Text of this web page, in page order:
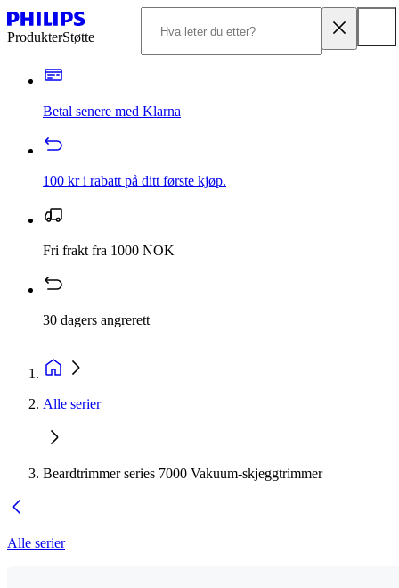
ProdukterStøtte
Betal senere med Klarna
100 kr i rabatt på ditt første kjøp.
Fri frakt fra 1000 NOK
30 dagers angrerett
Alle serier
Beardtrimmer series 7000 Vakuum-skjeggtrimmer
Alle serier